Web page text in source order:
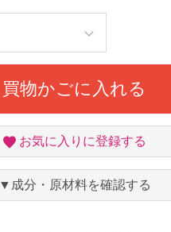
買物かごに入れる
お
入
り
お気に入りに登録する
▼成分・原材料を確認する